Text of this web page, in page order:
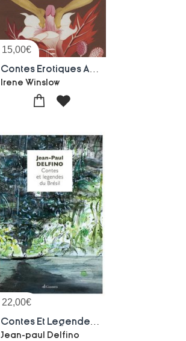
15,00€
Irene Winslow
22,00€
Jean-paul Delfino